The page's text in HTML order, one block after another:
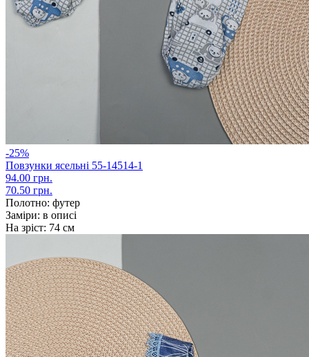
-25%
Повзунки ясельні 55-14514-1
94.00 грн.
70.50 грн.
Полотно: футер
Заміри: в описі
На зріст: 74 см